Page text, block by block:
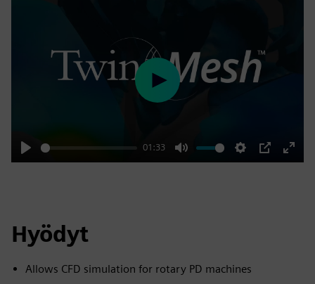
Play
01:33
Mute Settings
PIP
Enter
Play
Hyödyt
Allows CFD simulation for rotary PD machines